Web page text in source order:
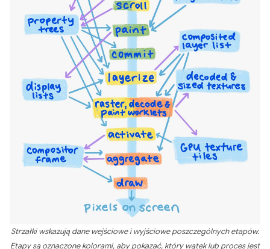
Strzałki wskazują dane wejściowe i wyjściowe poszczególnych etapów.
Etapy są oznaczone kolorami, aby pokazać, który wątek lub proces jest